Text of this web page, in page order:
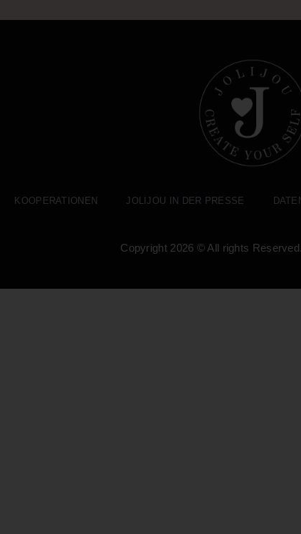
KOOPERATIONEN JOLIJOU IN DER PRESSE
Copyright 2026 © All rights